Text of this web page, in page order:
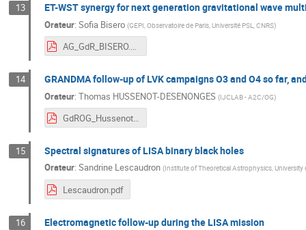
13 ET-WST synergy for next generation gravitational wave
Orateur: Sofia Bisero (GEPI, Observatoire de Paris, Université PSL, CNRS)
AG_GdR_BISERO.pdf
14 GRANDMA follow-up of LVK campaigns O3 and O4 so far,
Orateur: Thomas HUSSENOT-DESENONGES (IJCLAB - A2C/OG)
GdROG_Hussenot_GRANDMA.pdf
15 Spectral signatures of LISA binary black holes
Orateur: Sandrine Lescaudron (Institute of Theoretical Astrophysics, University
Lescaudron.pdf
16 Electromagnetic follow-up during the LISA mission